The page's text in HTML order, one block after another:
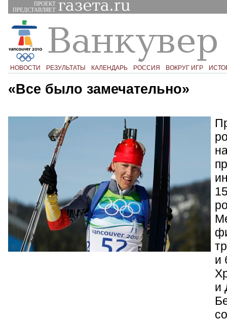
ПРОЕКТ
ПРЕДСТАВЛЯЕТ
НОВОСТИ РЕЗУЛЬТАТЫ КАЛЕНДАРЬ РОССИЯ ВОКРУГ ИГР
«Все было замечательно»
и
и